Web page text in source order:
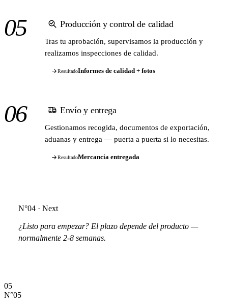
05 Producción y control de calidad
Tras tu aprobación, supervisamos la producción y
realizamos inspecciones de calidad.
ResultadoInformes de calidad + fotos
06 Envío y entrega
Gestionamos recogida, documentos de exportación,
aduanas y entrega — puerta a puerta si lo necesitas.
ResultadoMercancía entregada
N°04 · Next
¿Listo para empezar? El plazo depende del producto —
normalmente 2-8 semanas.
05
N°05